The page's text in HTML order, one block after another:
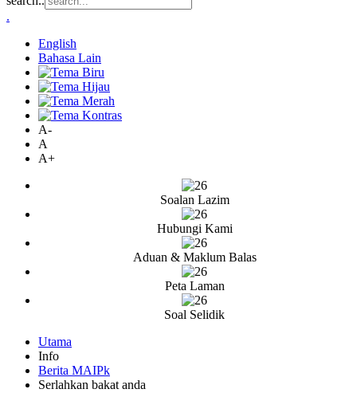
.
English
Bahasa Lain
A-
A
A+
Soalan Lazim
Hubungi Kami
Aduan & Maklum Balas
Peta Laman
Soal Selidik
Utama
Info
Berita MAIPk
Serlahkan bakat anda